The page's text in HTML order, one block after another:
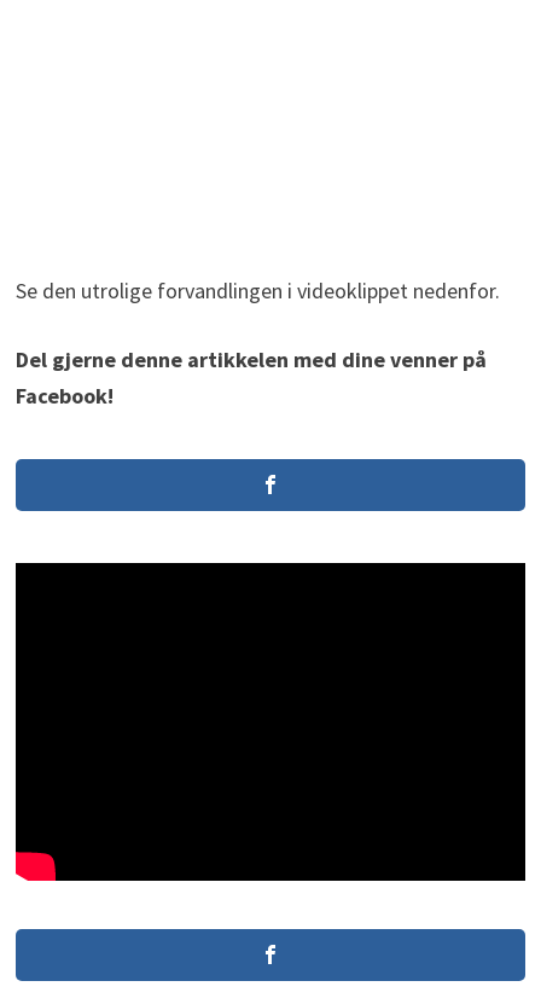
Se den utrolige forvandlingen i videoklippet nedenfor.
Del gjerne denne artikkelen med dine venner på
Facebook!